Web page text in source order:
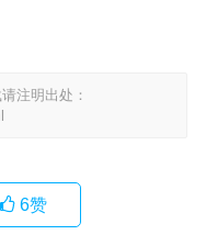
注明出处：
6赞